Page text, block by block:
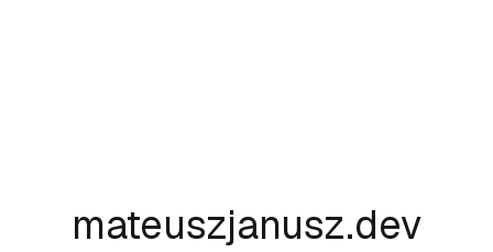
mateuszjanusz.dev